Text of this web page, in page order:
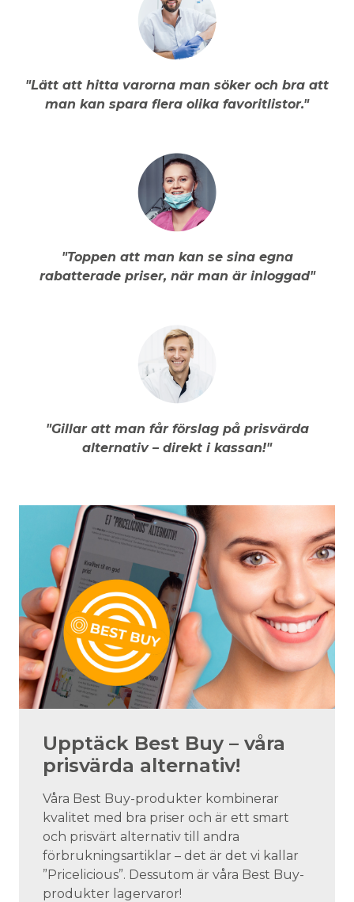
"Lätt att hitta varorna man söker och bra att
man kan spara flera olika favoritlistor."
"Toppen att man kan se sina egna
rabatterade priser, när man är inloggad"
"Gillar att man får förslag på prisvärda
alternativ – direkt i kassan!"
Upptäck Best Buy – våra
prisvärda alternativ!
Våra Best Buy-produkter kombinerar
kvalitet med bra priser och är ett smart
och prisvärt alternativ till andra
förbrukningsartiklar – det är det vi kallar
”Pricelicious”. Dessutom är våra Best Buy-
produkter lagervaror!